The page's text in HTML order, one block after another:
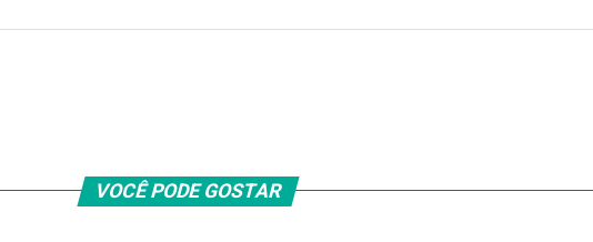
VOCÊ PODE GOSTAR